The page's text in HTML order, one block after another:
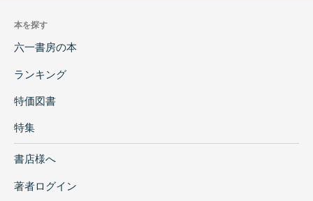
本を探す
六一書房の本
ランキング
特価図書
特集
書店様へ
著者ログイン